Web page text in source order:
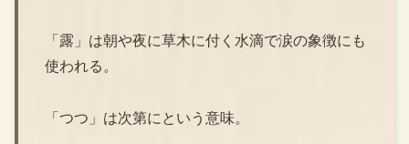
「露」は朝や夜に草木に付く水滴で涙の象徴にも
使われる。
「つつ」は次第にという意味。